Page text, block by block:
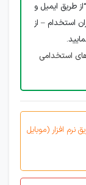
طریق ایمیل و
استخدام – از
استخدامی
افزار (موبایل